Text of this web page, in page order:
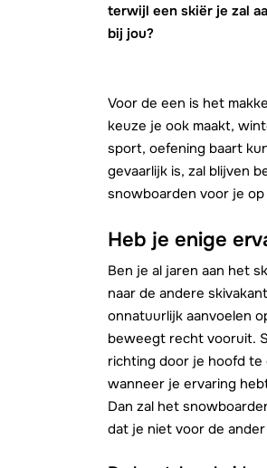
terwijl een skiër je zal
bij jou?
Voor de een is het
keuze je ook maakt,
sport, oefening baart
gevaarlijk is, zal blijven
snowboarden voor je
Heb je enige
Ben je al jaren aan het
naar de andere
onnatuurlijk aanvoelen
beweegt recht vooruit.
richting door je hoofd te
wanneer je ervaring
Dan zal het
dat je niet voor de